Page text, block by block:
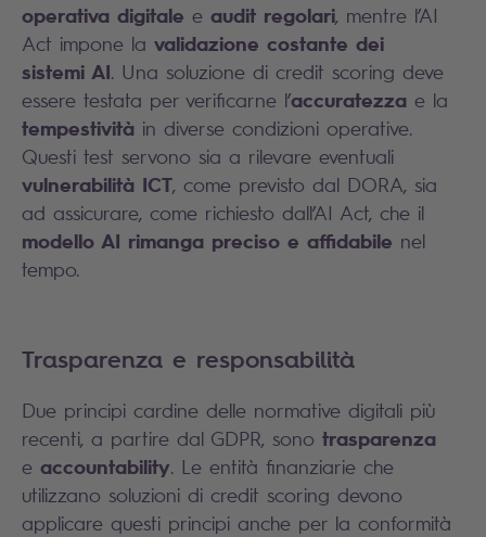
operativa digitale e audit regolari, mentre l’AI
Act impone la validazione costante dei
sistemi AI. Una soluzione di credit scoring deve
essere testata per verificarne l’accuratezza e la
tempestività in diverse condizioni operative.
Questi test servono sia a rilevare eventuali
vulnerabilità ICT, come previsto dal DORA, sia
ad assicurare, come richiesto dall’AI Act, che il
modello AI rimanga preciso e affidabile nel
tempo.
Trasparenza e responsabilità
Due principi cardine delle normative digitali più
recenti, a partire dal GDPR, sono trasparenza
e accountability. Le entità finanziarie che
utilizzano soluzioni di credit scoring devono
applicare questi principi anche per la conformità